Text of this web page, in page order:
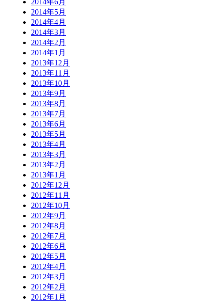
2014年6月
2014年5月
2014年4月
2014年3月
2014年2月
2014年1月
2013年12月
2013年11月
2013年10月
2013年9月
2013年8月
2013年7月
2013年6月
2013年5月
2013年4月
2013年3月
2013年2月
2013年1月
2012年12月
2012年11月
2012年10月
2012年9月
2012年8月
2012年7月
2012年6月
2012年5月
2012年4月
2012年3月
2012年2月
2012年1月